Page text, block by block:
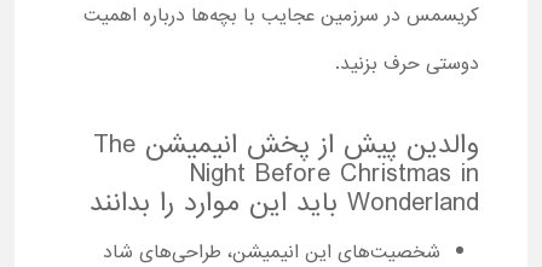
کریسمس در سرزمین عجایب با بچه‌ها درباره اهمیت
دوستی حرف بزنید.
والدین پیش از پخش انیمیشن The
Night Before Christmas in
Wonderland باید این موارد را بدانند
شخصیت‌های این انیمیشن، طراحی‌های شاد